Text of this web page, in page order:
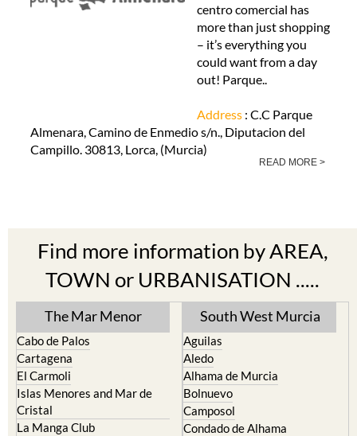
centro comercial has
more than just shopping
– it’s everything you
could want from a day
out! Parque..
Address : C.C Parque
Almenara, Camino de Enmedio s/n., Diputacion del
Campillo. 30813, Lorca, (Murcia)
READ MORE >
Find more information by AREA,
TOWN or URBANISATION .....
The Mar Menor
Cabo de Palos
Cartagena
El Carmoli
Islas Menores and Mar de
Cristal
La Manga Club
South West Murcia
Aguilas
Aledo
Alhama de Murcia
Bolnuevo
Camposol
Condado de Alhama